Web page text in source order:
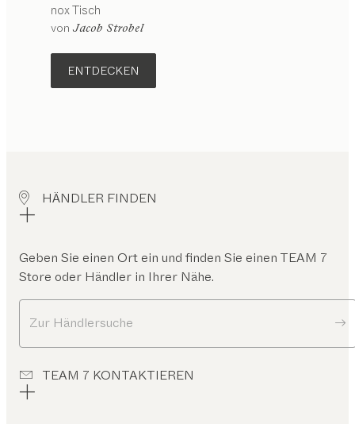
noxTisch
von Jacob Strobel
ENTDECKEN
HÄNDLER FINDEN
Geben Sie einen Ort ein und finden Sie einen TEAM 7
Store oder Händler in Ihrer Nähe.
Zur Händlersuche
TEAM 7 KONTAKTIEREN